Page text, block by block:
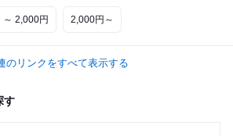
～ 2,000円 2,000円～
のリンクをすべて表示する
す